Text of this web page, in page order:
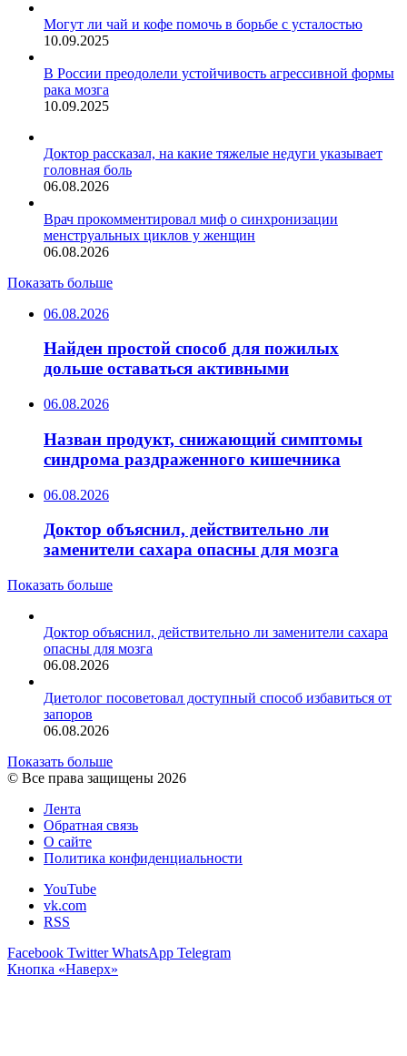
Могут ли чай и кофе помочь в борьбе с усталостью
10.09.2025
В России преодолели устойчивость агрессивной формы
рака мозга
10.09.2025
Доктор рассказал, на какие тяжелые недуги указывает
головная боль
06.08.2026
Врач прокомментировал миф о синхронизации
менструальных циклов у женщин
06.08.2026
Показать больше
06.08.2026
Найден простой способ для пожилых
дольше оставаться активными
06.08.2026
Назван продукт, снижающий симптомы
синдрома раздраженного кишечника
06.08.2026
Доктор объяснил, действительно ли
заменители сахара опасны для мозга
Показать больше
Доктор объяснил, действительно ли заменители сахара
опасны для мозга
06.08.2026
Диетолог посоветовал доступный способ избавиться от
запоров
06.08.2026
Показать больше
© Все права защищены 2026
Лента
Обратная связь
О сайте
Политика конфиденциальности
YouTube
vk.com
RSS
Facebook Twitter WhatsApp Telegram
Кнопка «Наверх»